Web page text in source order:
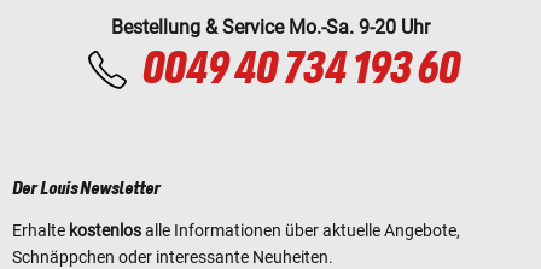
Bestellung & Service Mo.-Sa. 9-20 Uhr
0049 40 734 193 60
Der Louis Newsletter
Erhalte kostenlosalle Informationen über aktuelle Angebote,
Schnäppchen oder interessante Neuheiten.